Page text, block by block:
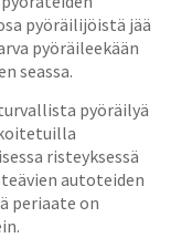
pyöräilijöistä jää
pyöräileekään
seassa.
pyöräilyä
risteyksessä
autoteiden
periaate on